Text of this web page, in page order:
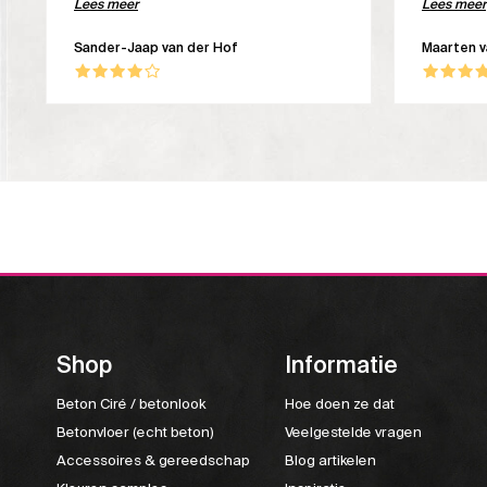
Sander-Jaap van der Hof
om deze cursus bij Beton Aparte te volgen.
Lees meer
Maarten
de koffie is
Lees meer
Shop
Beton Ciré / betonlook
Betonvloer (echt beton)
Accessoires & gereedschap
Informatie
Hoe doen ze dat
Veelgestelde vragen
Blog artikelen